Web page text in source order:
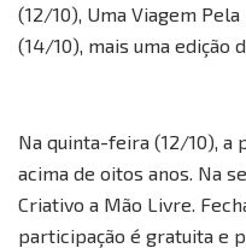
(12/10), Uma Viagem
(14/10), mais uma edição
Na quinta-feira (12/10), a
acima de oitos anos. Na
Criativo a Mão Livre.
participação é gratuita e